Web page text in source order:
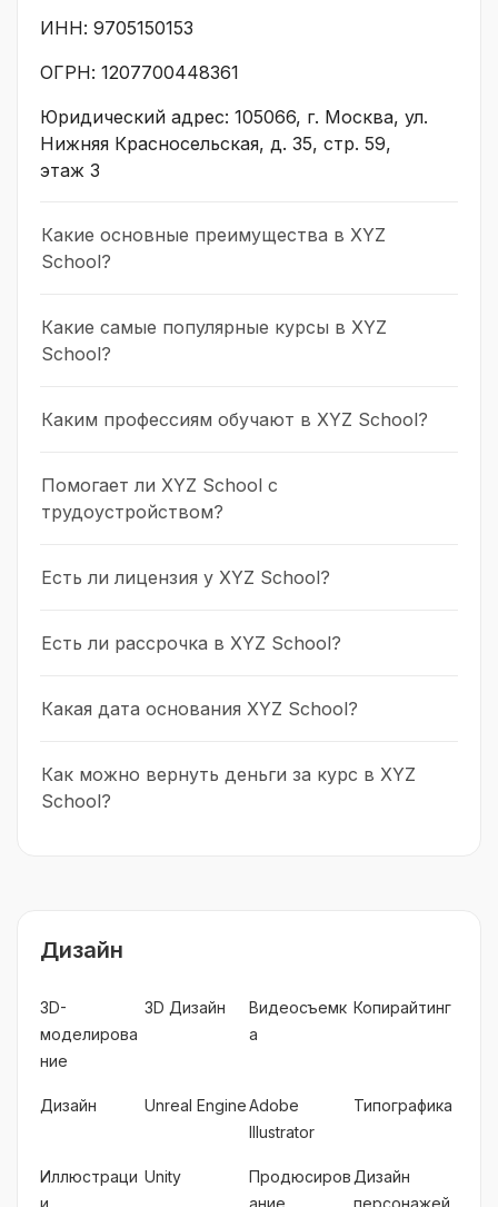
ИНН: 9705150153
ОГРН: 1207700448361
Юридический адрес: 105066, г. Москва, ул.
Нижняя Красносельская, д. 35, стр. 59,
этаж 3
Какие основные преимущества в XYZ
School?
Какие самые популярные курсы в XYZ
School?
Каким профессиям обучают в XYZ School?
Помогает ли XYZ School с
трудоустройством?
Есть ли лицензия у XYZ School?
Есть ли рассрочка в XYZ School?
Какая дата основания XYZ School?
Как можно вернуть деньги за курс в XYZ
School?
Дизайн
3D-
моделирова
ние
3D Дизайн
Видеосъемк
а
Копирайтинг
Дизайн Unreal EngineAdobe
Illustrator
Типографика
Иллюстраци
и
Unity
Продюсиров
ание
Дизайн
персонажей